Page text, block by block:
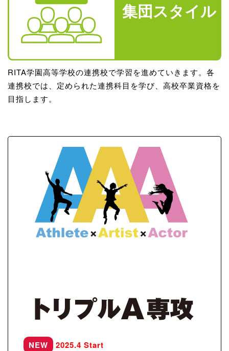
RITA学園高等学校の連携校で学習を進めていきます。各
連携校では、定められた連携科目を学び、高校卒業資格を
目指します。
2025.4 Start